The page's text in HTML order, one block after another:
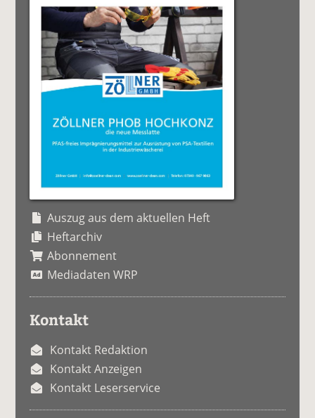
Auszug aus dem aktuellen Heft
Heftarchiv
Abonnement
Mediadaten WRP
Kontakt
Kontakt Redaktion
Kontakt Anzeigen
Kontakt Leserservice